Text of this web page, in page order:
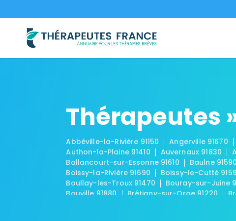
Thérapeutes
Abbéville-la-Rivière 91150 Angerville 91670
Authon-la-Plaine 91410
Auvernaux 91830
Ballancourt-sur-Essonne 91610
Baulne 91590
Boissy-la-Rivière 91690
Boissy-le-Cutté
Boullay-les-Troux 91470
Bouray-sur-Juine
Bouville 91880
Brétigny-sur-Orge 91220